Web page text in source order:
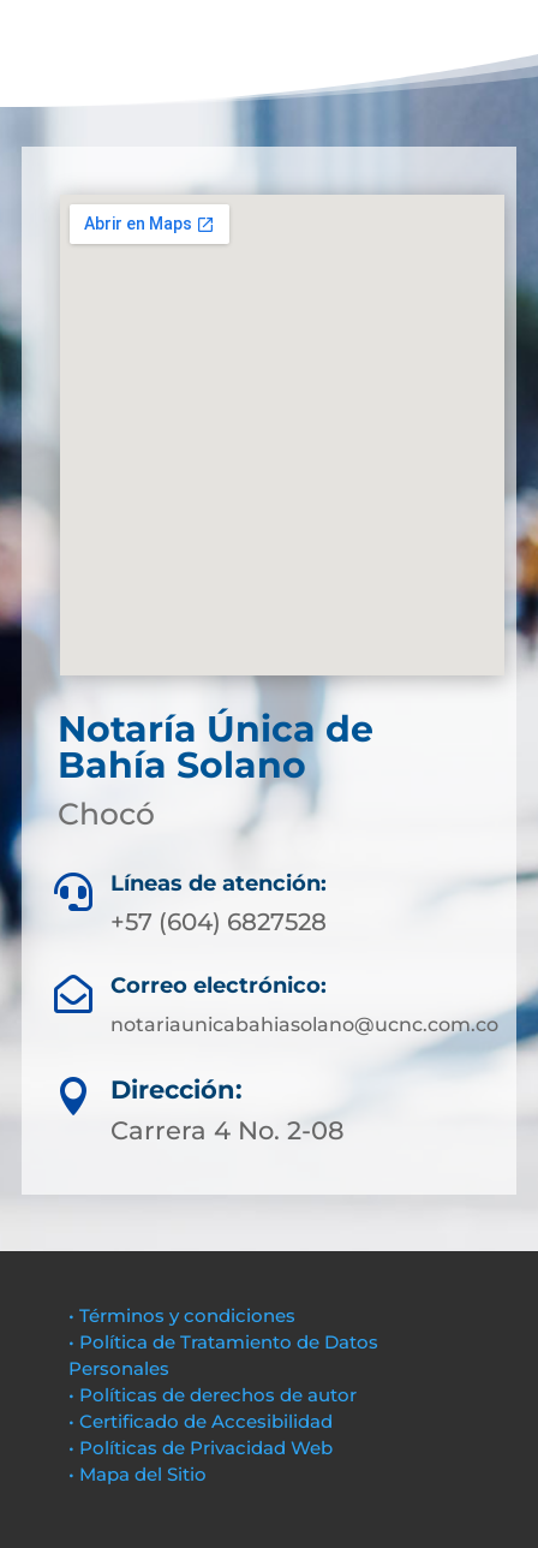
Notaría Única de
Bahía Solano
Chocó
 Líneas de atención:
+57 (604) 6827528
 Correo electrónico:
notariaunicabahiasolano@ucnc.com.co

Dirección:
Carrera 4 No. 2-08
• Términos y condiciones
• Política de Tratamiento de Datos
Personales
• Políticas de derechos de autor
• Certificado de Accesibilidad
• Políticas de Privacidad Web
• Mapa del Sitio